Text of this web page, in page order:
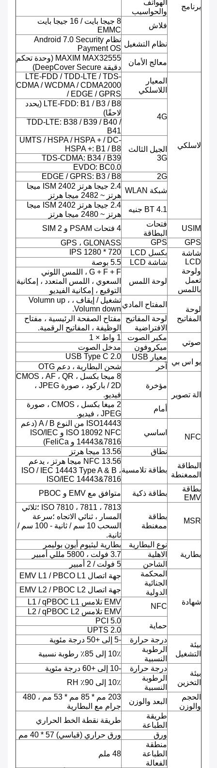
برنامج
الهواتف
والحواسيب
فلاش
8 جيجا بايت / 16 جيجا بايت
EMMC
نظام التشغيل
نظام Android 7.0 Security
Payment OS
معالج الأمان
MAXIM MAX32555 (وحدة تحكم
دقيقة DeepCover Secure)
لاسلكي
المعيار
اللاسلكي
LTE-FDD / TDD-LTE / TDS-
CDMA / WCDMA / CDMA2000
/ EDGE / GPRS
4G
LTE-FDD: B1 / B3 / B8 (يحدد
لاحقًا)
TDD-LTE: B38 / B39 / B40 /
B41
الجيل الثالث
3G
UMTS / HSPA / HSPA + / DC-
HSPA +: B1 / B8
TDS-CDMA: B34 / B39
EVDO: BC0.0
2G
EDGE / GPRS: B3 / B8
شبكة WLAN
2.4 جيجا هرتز ISM 2402 ميجا
هرتز ~ 2482 ميجا هرتز
BT 4.1 جنيه
2.4 جيجا هرتز ISM 2402 ميجا
هرتز ~ 2480 ميجا هرتز
USIM
فتحات
البطاقة
4 فتحات PSAM و 2 SIM
GPS
GPS
GPS ، GLONASS
شاشة
LCD
ولوحة
تعمل
باللمس
بكسل LCD
720 * 1280 IPS
شاشة LCD
5.5 بوصة
لوحة اللمس
G + F + F ، اللمس اللوني
السعوي ، اللمس المتعدد ، إمكانية
التوقيع ، إمكانية الفيديو
لوحة
المفاتيح
المفتاح المادي
تشغيل / إيقاف ، Volumn up ،
Volumn down.
لوحة المفاتيح
الافتراضية
مفتاح الصفحة الرئيسية ، مفتاح
الوظيفة ، المفاتيح الرقمية.
صوتي
مكبر الصوت
1 واط × 1
ميكروفون
مدخل الصوت
يو اس بي
معيار USB
USB Type C 2.0
آخر
شحن البطارية ، دعم OTG
الة تصوير
مؤخرة
8 ميجا بكسل ، CMOS ، AF ، QR
/ 2D باركود ، صورة JPEG ،
فيديو.
أمام
2 ميغا بكسل ، CMOS ، صورة
JPEG ، فيديو.
NFC
اساسي
ISO14443 من النوع A / B (دعم
ISO 18092 NFC و ISO/IEC
14443&7816 و FeliCa)
نطاق
13.56 ميجا هرتز
البطاقة
الممغنطة
بطاقة تلامسية
NFC 13.56 ميجا هرتز ، يدعم
ISO / IEC 14443 Type A & B ،
ISO/IEC 14443&7816
بطاقة
EMV
بطاقة ذكية متوافق مع EMV و PBOC
MSR
بطاقة
ممغنطة
ISO 7810 ، 7811 ، 7813 ؛ثلاثي
المسار ، ثنائي الاتجاه ؛سرعة
السحب 10 سم / ثانية - 100 سم /
ثانية.
بطارية
نوع البطارية
بطارية ليثيوم أيون بوليمر
الاهلية
3.7 فولت ، 5800 مللي أمبير
الشاحن
5 فولت / 2 أمبير
شهادة
المحكمة
الجنائية
الدولية
جهة اتصال EMV L1 / PBCO L1
جهة اتصال EMV L2 / PBOC L2
NFC
EMV تلامس L1 / qPBOC L1
EMV تلامس L2 / qPBOC L2
حماية
PCI 5.0
UPTS 2.0
بيئة
التشغيل
درجة حرارة
-5 إلى +50 درجة مئوية
الرطوبة
النسبية
10٪ إلى 85٪ رطوبة نسبية
بيئة
التخزين
درجة حرارة
-10 إلى +60 درجة مئوية
الرطوبة
النسبية
10٪ إلى 90٪ RH
الحجم
والوزن
البعد والوزن
203 مم * 85 مم * 53 مم ، 480
جرام مع البطارية
طريقة
الطباعة
طريقة نقطة الخط الحراري
ورق
ورق حراري (قياسي) 57 * 40 مم
منطقة
الطباعة
الفعالة
48 ملم